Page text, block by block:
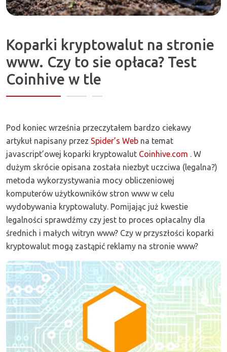
Koparki kryptowalut na stronie
www. Czy to sie opłaca? Test
Coinhive w tle
Pod koniec września przeczytałem bardzo ciekawy
artykuł napisany przez Spider’s Web na temat
javascript’owej koparki kryptowalut Coinhive.com . W
dużym skrócie opisana została niezbyt uczciwa (legalna?)
metoda wykorzystywania mocy obliczeniowej
komputerów użytkowników stron www w celu
wydobywania kryptowaluty. Pomijając już kwestie
legalności sprawdźmy czy jest to proces opłacalny dla
średnich i małych witryn www? Czy w przyszłości koparki
kryptowalut mogą zastąpić reklamy na stronie www?